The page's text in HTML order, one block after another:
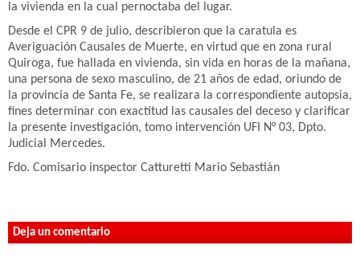
la vivienda en la cual pernoctaba del lugar.
Desde el CPR 9 de julio, describieron que la caratula es
Averiguación Causales de Muerte, en virtud que en zona rural
Quiroga, fue hallada en vivienda, sin vida en horas de la mañana,
una persona de sexo masculino, de 21 años de edad, oriundo de
la provincia de Santa Fe, se realizara la correspondiente autopsia,
fines determinar con exactitud las causales del deceso y clarificar
la presente investigación, tomo intervención UFI N° 03, Dpto.
Judicial Mercedes.
Fdo. Comisario inspector Catturetti Mario Sebastián
Deja un comentario